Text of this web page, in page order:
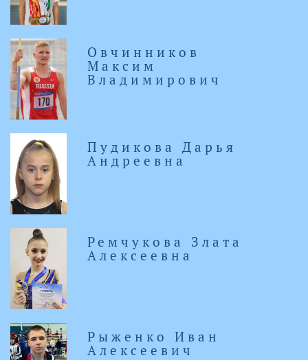
Овчинников
Максим
Владимирович
Пудикова Дарья
Андреевна
Ремчукова Злата
Алексеевна
Рыженко Иван
Алексеевич